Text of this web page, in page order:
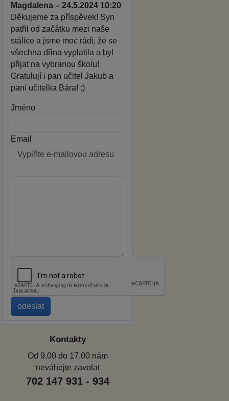
Magdalena – 24.5.2024 10:20
Děkujeme za příspěvek! Syn
patřil od začátku mezi naše
stálice a jsme moc rádi, že se
všechna dřina vyplatila a byl
přijat na vybranou školu!
Gratulují i pan učitel Jakub a
paní učitelka Bára! :)
Jméno
Email
Kontakty
Od 9.00 do 17.00 nám
neváhejte zavolat
702 147 931 - 934